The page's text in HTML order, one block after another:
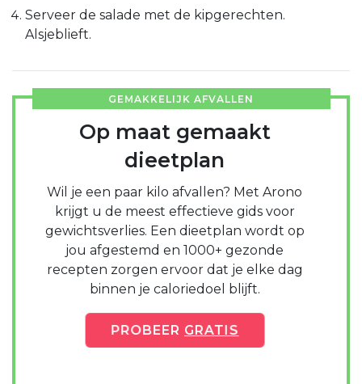
Serveer de salade met de kipgerechten.
Alsjeblieft.
GEMAKKELIJK AFVALLEN
Op maat gemaakt
dieetplan
Wil je een paar kilo afvallen? Met Arono
krijgt u de meest effectieve gids voor
gewichtsverlies. Een dieetplan wordt op
jou afgestemd en 1000+ gezonde
recepten zorgen ervoor dat je elke dag
binnen je caloriedoel blijft.
PROBEER GRATIS